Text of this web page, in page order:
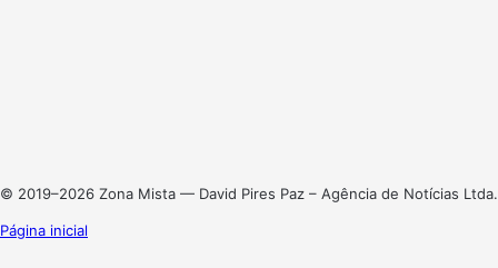
© 2019–2026 Zona Mista — David Pires Paz – Agência de Notícias Ltda.
Página inicial